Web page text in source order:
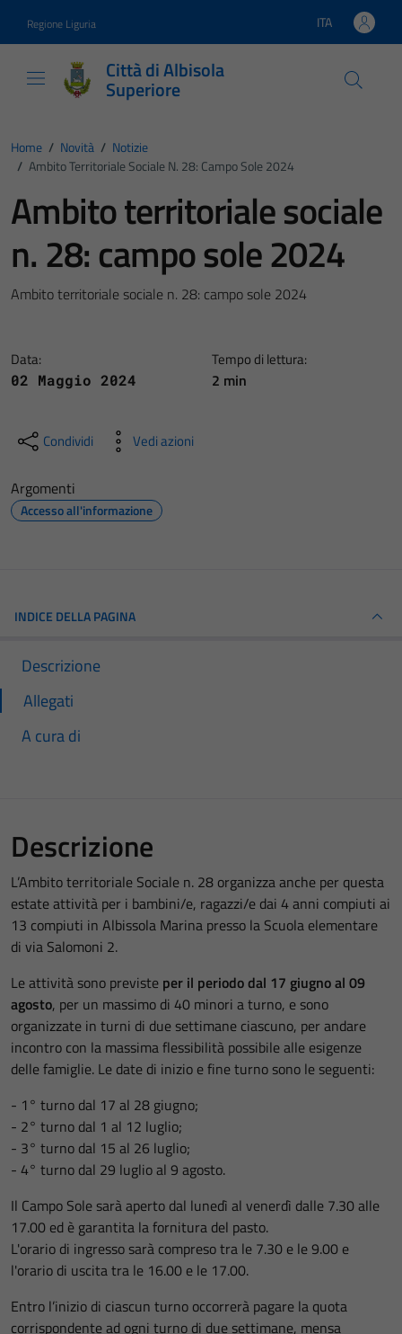
Regione Liguria Lingua attiva:
ITA
Città di Albisola
Superiore
Home / Novità / Notizie
/ Ambito Territoriale Sociale N. 28: Campo Sole 2024
Ambito territoriale sociale
n. 28: campo sole 2024
Ambito territoriale sociale n. 28: campo sole 2024
Data:
02 Maggio 2024
Tempo di lettura:
2 min
Condividi Vedi azioni
Argomenti
Accesso all'informazione
INDICE DELLA PAGINA
Descrizione
Allegati
A cura di
Descrizione
L’Ambito territoriale Sociale n. 28 organizza anche per questa
estate attività per i bambini/e, ragazzi/e dai 4 anni compiuti ai
13 compiuti in Albissola Marina presso la Scuola elementare
di via Salomoni 2.
Le attività sono previste per il periodo dal 17 giugno al 09
agosto, per un massimo di 40 minori a turno, e sono
organizzate in turni di due settimane ciascuno, per andare
incontro con la massima flessibilità possibile alle esigenze
delle famiglie. Le date di inizio e fine turno sono le seguenti:
- 1° turno dal 17 al 28 giugno;
- 2° turno dal 1 al 12 luglio;
- 3° turno dal 15 al 26 luglio;
- 4° turno dal 29 luglio al 9 agosto.
Il Campo Sole sarà aperto dal lunedì al venerdì dalle 7.30 alle
17.00 ed è garantita la fornitura del pasto.
L'orario di ingresso sarà compreso tra le 7.30 e le 9.00 e
l'orario di uscita tra le 16.00 e le 17.00.
Entro l’inizio di ciascun turno occorrerà pagare la quota
corrispondente ad ogni turno di due settimane, mensa